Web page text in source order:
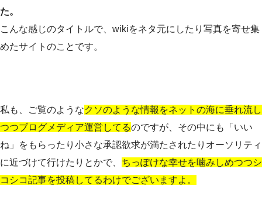
た。
こんな感じのタイトルで、wikiをネタ元にしたり写真を寄せ集
めたサイトのことです。
私も、ご覧のようなクソのような情報をネットの海に垂れ流し
つつブログメディア運営してるのですが、その中にも「いい
ね」をもらったり小さな承認欲求が満たされたりオーソリティ
に近づけて行けたりとかで、 ちっぽけな幸せを噛みしめつつシ
コシコ記事を投稿してるわけでございますよ。